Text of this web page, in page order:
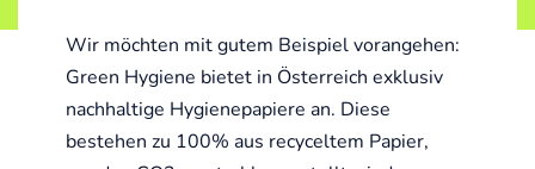
Wir möchten mit gutem Beispiel vorangehen:
Green Hygiene bietet in Österreich exklusiv
nachhaltige Hygienepapiere an. Diese
bestehen zu 100% aus recyceltem Papier,